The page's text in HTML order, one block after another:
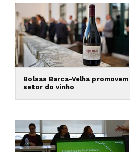
Bolsas Barca-Velha
setor do vinho